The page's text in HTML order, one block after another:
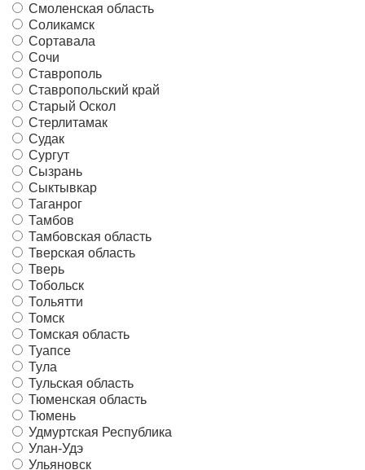
Смоленская область
Соликамск
Сортавала
Сочи
Ставрополь
Ставропольский край
Старый Оскол
Стерлитамак
Судак
Сургут
Сызрань
Сыктывкар
Таганрог
Тамбов
Тамбовская область
Тверская область
Тверь
Тобольск
Тольятти
Томск
Томская область
Туапсе
Тула
Тульская область
Тюменская область
Тюмень
Удмуртская Республика
Улан-Удэ
Ульяновск